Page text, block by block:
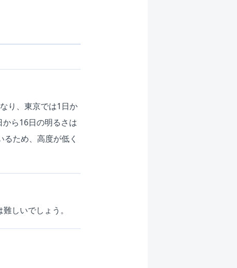
り、東京では1日か
ら16日の明るさは
ため、高度が低く
しいでしょう。